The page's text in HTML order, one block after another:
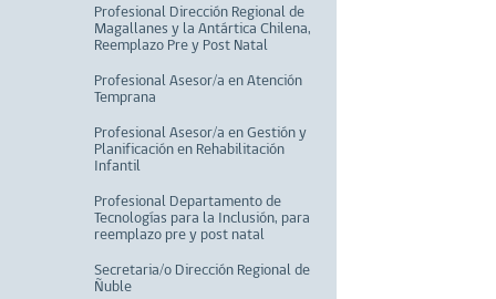
Profesional Dirección Regional de
Magallanes y la Antártica Chilena,
Reemplazo Pre y Post Natal
Profesional Asesor/a en Atención
Temprana
Profesional Asesor/a en Gestión y
Planificación en Rehabilitación
Infantil
Profesional Departamento de
Tecnologías para la Inclusión, para
reemplazo pre y post natal
Secretaria/o Dirección Regional de
Ñuble